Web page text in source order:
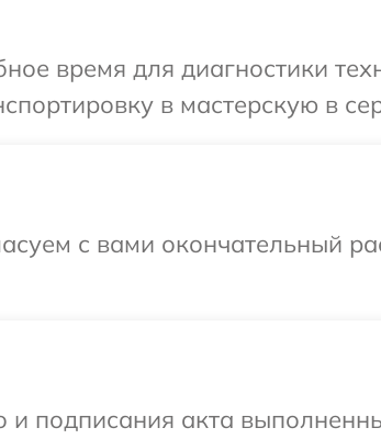
время для диагностики
в мастерскую в
с вами окончательный
и подписания акта